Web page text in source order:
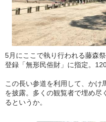
5月にここで執り行われる藤森
登録「無形民俗財」に指定。
この長い参道を利用して、かけ
を披露。多くの観覧者で埋め尽
るというか。